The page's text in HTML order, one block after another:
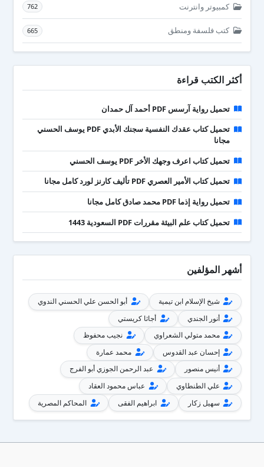
كمبيوتر وانترنت 762
كتب فلسفة ومنطق 665
أكثر الكتب قراءة
تحميل رواية آرسس PDF أحمد آل حمدان
تحميل كتاب عقدك النفسية سجنك الأبدي PDF يوسف الحسني
مجانا
تحميل كتاب اعرف وجهك الأخر PDF يوسف الحسني
تحميل كتاب الأمير العصري PDF تأليف كارنز لورد كامل مجانا
تحميل رواية إذما PDF محمد صادق كامل مجانا
تحميل كتاب علم البيئة مقررات PDF السعودية 1443
أشهر المؤلفين
شيخ الإسلام ابن تيمية
أبو الحسن علي الحسني الندوي
أنور الجندي
أجاثا كريستي
محمد متولي الشعراوي
نجيب محفوظ
إحسان عبد القدوس
محمد عمارة
أنيس منصور
عبد الرحمن الجوزي أبو الفرج
علي الطنطاوي
عباس محمود العقاد
سهيل زكار
ابراهيم الفقى المحاكم المصرية